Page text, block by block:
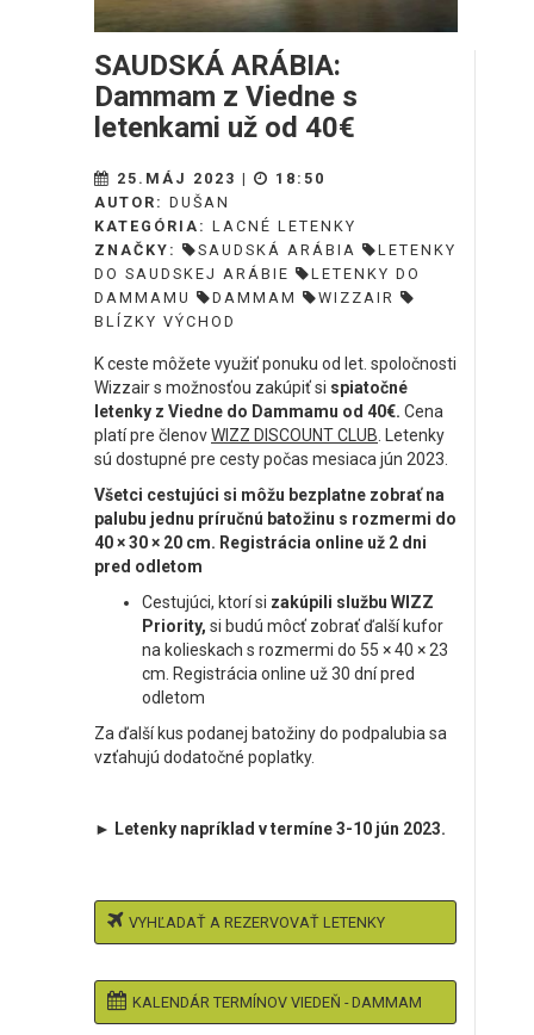
SAUDSKÁ ARÁBIA:
Dammam z Viedne s
letenkami už od 40€
25.MÁJ 2023 |
18:50
AUTOR: DUŠAN
KATEGÓRIA: LACNÉ LETENKY
ZNAČKY:
SAUDSKÁ ARÁBIA
LETENKY
DO SAUDSKEJ ARÁBIE
LETENKY DO
DAMMAMU
DAMMAM
WIZZAIR
BLÍZKY VÝCHOD
K ceste môžete využiť ponuku od let. spoločnosti
Wizzair s možnosťou zakúpiť si spiatočné
letenky z Viedne do Dammamu od 40€. Cena
platí pre členovWIZZ DISCOUNT CLUB. Letenky
sú dostupné pre cesty počas mesiaca jún 2023.
Všetci cestujúci si môžu bezplatne zobraťna
palubu jednu príručnú batožinu s rozmermi do
40 × 30 × 20 cm. Registrácia online už 2 dni
pred odletom
Cestujúci, ktorí si zakúpili službu WIZZ
Priority, si budú môcť zobrať ďalší kufor
na kolieskach s rozmermi do 55 × 40 × 23
cm. Registrácia online už 30 dní pred
odletom
Za ďalší kus podanej batožiny do podpalubia sa
vzťahujú dodatočné poplatky.
► Letenky napríklad v termíne 3-10 jún 2023.
VYHĽADAŤ A REZERVOVAŤ LETENKY
KALENDÁR TERMÍNOV VIEDEŇ - DAMMAM